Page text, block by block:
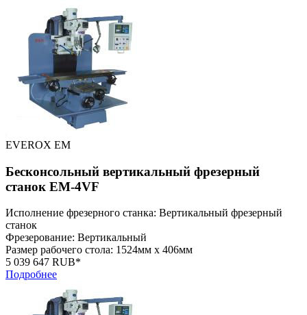
EVEROX EM
Бесконсольный вертикальный фрезерный
станок EM-4VF
Исполнение фрезерного станка: Вертикальный фрезерный
станок
Фрезерование: Вертикальный
Размер рабочего стола: 1524мм x 406мм
5 039 647 RUB*
Подробнее